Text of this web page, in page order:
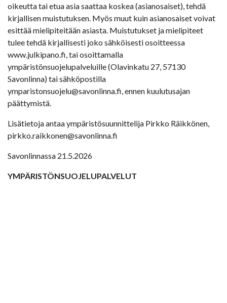
oikeutta tai etua asia saattaa koskea (asianosaiset), tehdä
kirjallisen muistutuksen. Myös muut kuin asianosaiset voivat
esittää mielipiteitään asiasta. Muistutukset ja mielipiteet
tulee tehdä kirjallisesti joko sähköisesti osoitteessa
www.julkipano.fi, tai osoittamalla
ympäristönsuojelupalveluille (Olavinkatu 27, 57130
Savonlinna) tai sähköpostilla
ymparistonsuojelu@savonlinna.fi, ennen kuulutusajan
päättymistä.
Lisätietoja antaa ympäristösuunnittelija Pirkko Räikkönen,
pirkko.raikkonen@savonlinna.fi
Savonlinnassa 21.5.2026
YMPÄRISTÖNSUOJELUPALVELUT